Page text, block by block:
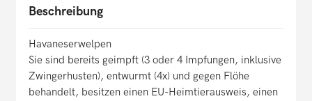
Beschreibung
Havaneserwelpen
Sie sind bereits geimpft (3 oder 4 Impfungen, inklusive
Zwingerhusten), entwurmt (4x) und gegen Flöhe
behandelt, besitzen einen EU-Heimtierausweis, einen